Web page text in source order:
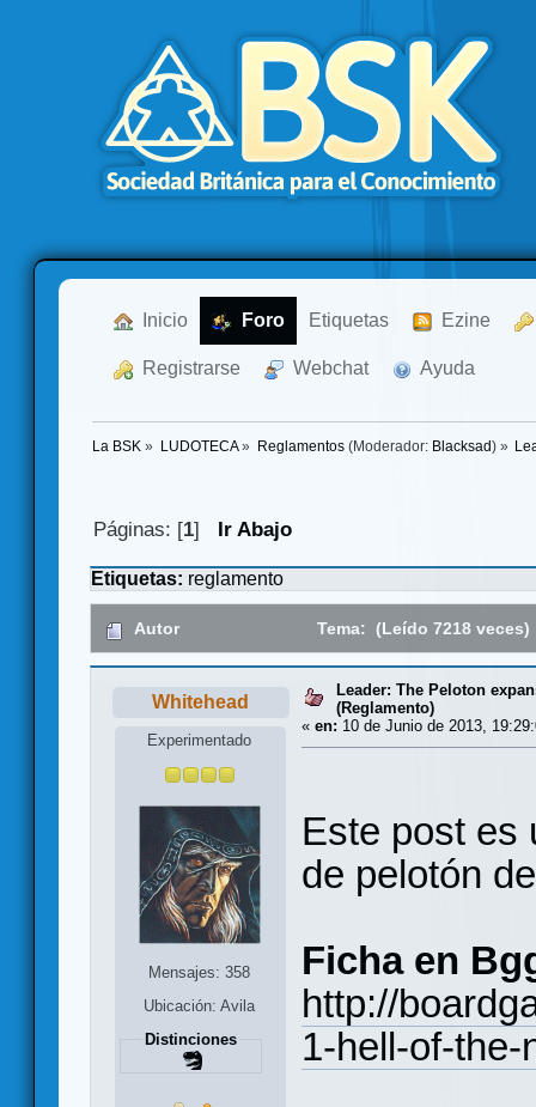
Inicio Foro Etiquetas Ezine
Registrarse Webchat Ayuda
La BSK » LUDOTECA» Reglamentos(Moderador: Blacksad ) »
Páginas: [1] Ir Abajo
Etiquetas: reglamento
Autor Tema: (Leído 7218 veces)
Whitehead
Experimentado
Mensajes: 358
Ubicación: Avila
Distinciones
Leader: The Peloton
(Reglamento)
« en: 10 de Junio de 2013,
Este post es
de pelotón
Ficha en
http://
1-hell-of-the-